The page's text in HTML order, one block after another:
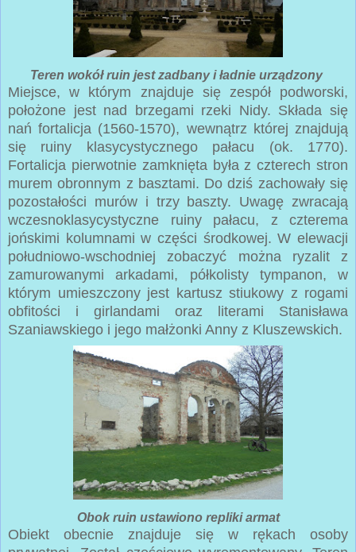
Teren wokół ruin jest zadbany i ładnie urządzony
Miejsce, w którym znajduje się zespół podworski,
położone jest nad brzegami rzeki Nidy. Składa się
nań fortalicja (1560-1570), wewnątrz której znajdują
się ruiny klasycystycznego pałacu (ok. 1770).
Fortalicja pierwotnie zamknięta była z czterech stron
murem obronnym z basztami. Do dziś zachowały się
pozostałości murów i trzy baszty. Uwagę zwracają
wczesnoklasycystyczne ruiny pałacu, z czterema
jońskimi kolumnami w części środkowej. W elewacji
południowo-wschodniej zobaczyć można ryzalit z
zamurowanymi arkadami, półkolisty tympanon, w
którym umieszczony jest kartusz stiukowy z rogami
obfitości i girlandami oraz literami Stanisława
Szaniawskiego i jego małżonki Anny z Kluszewskich.
Obok ruin ustawiono repliki armat
Obiekt obecnie znajduje się w rękach osoby